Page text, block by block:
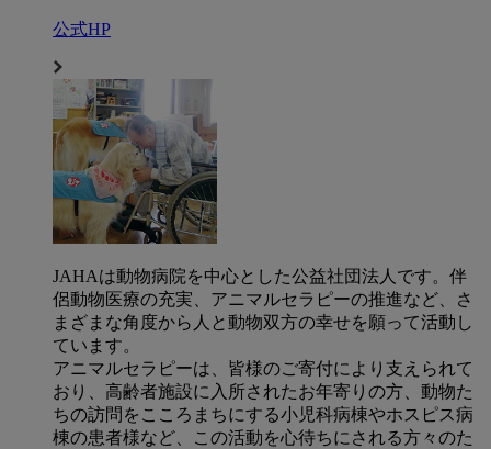
公式HP
JAHAは動物病院を中心とした公益社団法人です。伴
侶動物医療の充実、アニマルセラピーの推進など、さ
まざまな角度から人と動物双方の幸せを願って活動し
ています。
アニマルセラピーは、皆様のご寄付により支えられて
おり、高齢者施設に入所されたお年寄りの方、動物た
ちの訪問をこころまちにする小児科病棟やホスピス病
棟の患者様など、この活動を心待ちにされる方々のた